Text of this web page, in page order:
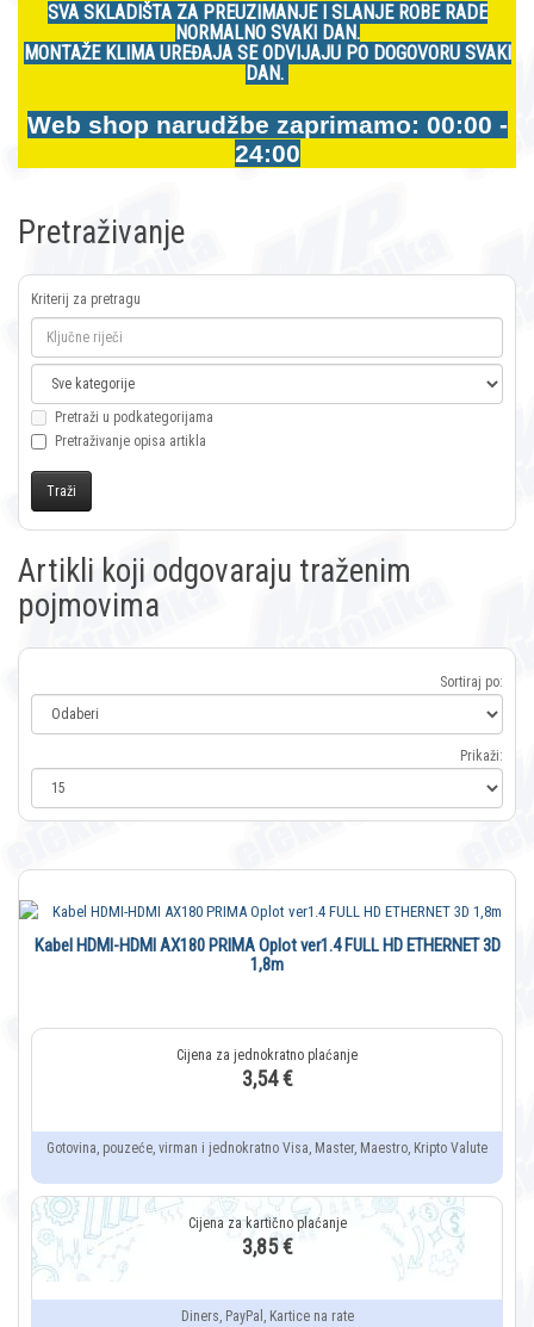
SVA SKLADIŠTA ZA PREUZIMANJE I SLANJE ROBE RADE
NORMALNO SVAKI DAN.
MONTAŽE KLIMA UREĐAJA SE ODVIJAJU PO DOGOVORU SVAKI
DAN.
Web shop narudžbe zaprimamo: 00:00 -
24:00
Pretraživanje
Kriterij za pretragu
Pretraži u podkategorijama
Pretraživanje opisa artikla
Artikli koji odgovaraju traženim
pojmovima
Sortiraj po:
Prikaži:
Kabel HDMI-HDMI AX180 PRIMA Oplot ver1.4 FULL HD ETHERNET 3D
1,8m
3,54 €
Gotovina, pouzeće, virman i jednokratno Visa, Master, Maestro, Kripto Valute
3,85 €
Diners, PayPal, Kartice na rate